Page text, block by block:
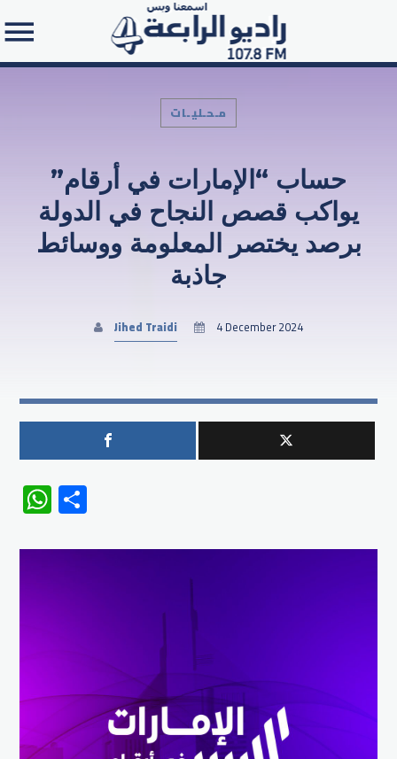
Search in the website:
مـحـليـات
حساب “الإمارات في أرقام”
يواكب قصص النجاح في الدولة
برصد يختصر المعلومة ووسائط
جاذبة
Jihed Traidi 4 December 2024
WhatsApp